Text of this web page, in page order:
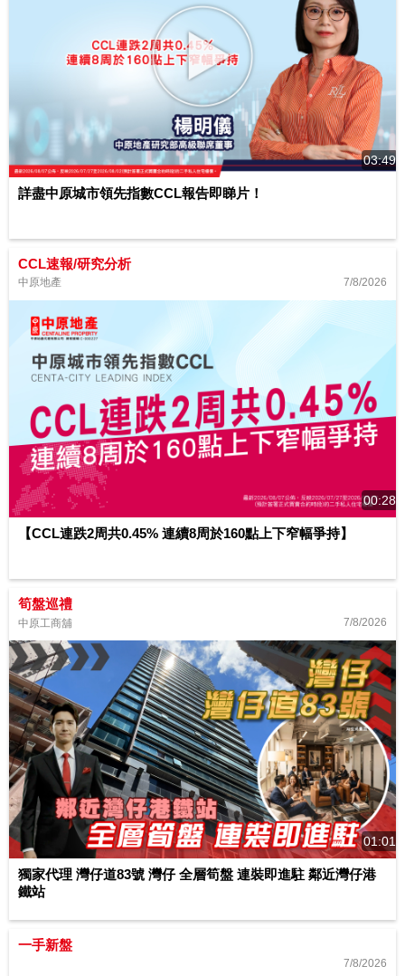
03:49
詳盡中原城市領先指數CCL報告即睇片！
CCL速報/研究分析
中原地產 7/8/2026
00:28
【CCL連跌2周共0.45% 連續8周於160點上下窄幅爭持】
筍盤巡禮
中原工商舖 7/8/2026
01:01
獨家代理 灣仔道83號 灣仔 全層筍盤 連裝即進駐 鄰近灣仔港
鐵站
一手新盤
7/8/2026